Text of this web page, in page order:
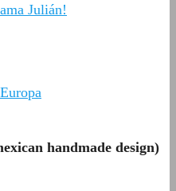
Julián!
handmade design)